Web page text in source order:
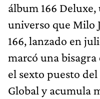
álbum 166
universo que Milo
166, lanzado en
marcó una
el sexto puesto
Global y acumula